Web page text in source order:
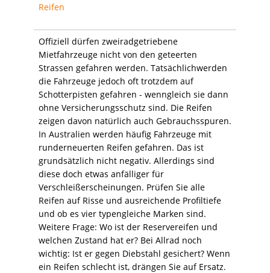
Reifen
Offiziell dürfen zweiradgetriebene
Mietfahrzeuge nicht von den geteerten
Strassen gefahren werden. Tatsächlichwerden
die Fahrzeuge jedoch oft trotzdem auf
Schotterpisten gefahren - wenngleich sie dann
ohne Versicherungsschutz sind. Die Reifen
zeigen davon natürlich auch Gebrauchsspuren.
In Australien werden häufig Fahrzeuge mit
runderneuerten Reifen gefahren. Das ist
grundsätzlich nicht negativ. Allerdings sind
diese doch etwas anfälliger für
Verschleißerscheinungen. Prüfen Sie alle
Reifen auf Risse und ausreichende Profiltiefe
und ob es vier typengleiche Marken sind.
Weitere Frage: Wo ist der Reservereifen und
welchen Zustand hat er? Bei Allrad noch
wichtig: Ist er gegen Diebstahl gesichert? Wenn
ein Reifen schlecht ist, drängen Sie auf Ersatz.